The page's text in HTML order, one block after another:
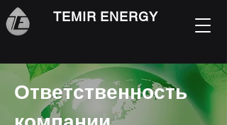
TEMIR ENERGY
Ответственность